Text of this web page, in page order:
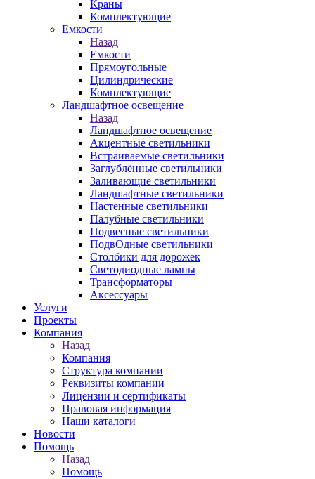
Краны
Комплектующие
Емкости
Назад
Емкости
Прямоугольные
Цилиндрические
Комплектующие
Ландшафтное освещение
Назад
Ландшафтное освещение
Акцентные светильники
Встраиваемые светильники
Заглублённые светильники
Заливающие светильники
Ландшафтные светильники
Настенные светильники
Палубные светильники
Подвесные светильники
ПодвОдные светильники
Столбики для дорожек
Светодиодные лампы
Трансформаторы
Аксессуары
Услуги
Проекты
Компания
Назад
Компания
Структура компании
Реквизиты компании
Лицензии и сертификаты
Правовая информация
Наши каталоги
Новости
Помощь
Назад
Помощь